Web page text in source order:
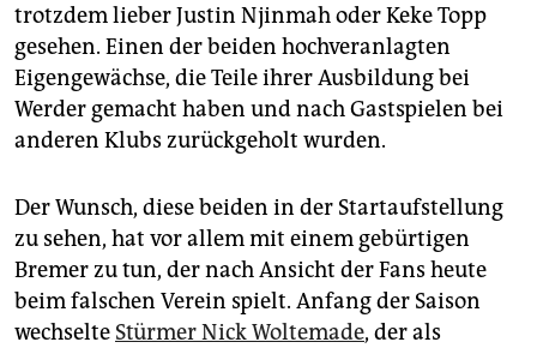
trotzdem lieber Justin Njinmah oder Keke Topp
gesehen. Einen der beiden hochveranlagten
Eigengewächse, die Teile ihrer Ausbildung bei
Werder gemacht haben und nach Gastspielen bei
anderen Klubs zurückgeholt wurden.
Der Wunsch, diese beiden in der Startaufstellung
zu sehen, hat vor allem mit einem gebürtigen
Bremer zu tun, der nach Ansicht der Fans heute
beim falschen Verein spielt. Anfang der Saison
wechselte Stürmer Nick Woltemade, der als